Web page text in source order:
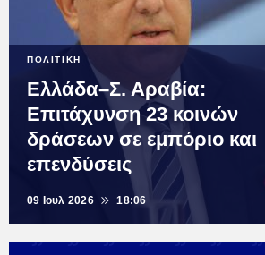
ΠΟΛΙΤΙΚΗ
Ελλάδα–Σ. Αραβία:
Επιτάχυνση 23 κοινών
δράσεων σε εμπόριο και
επενδύσεις
09 Ιουλ 2026 18:06